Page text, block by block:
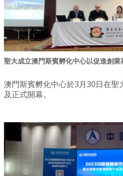
聖大成立澳門斯賓孵化中心以促進創業
澳門斯賓孵化中心於3月30日在聖
及正式開幕。